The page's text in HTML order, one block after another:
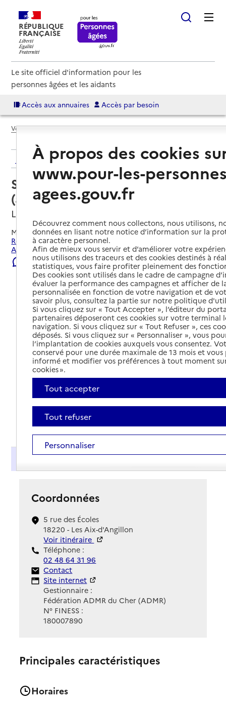
RÉPUBLIQUE
FRANÇAISE
Le site officiel d'information pour les
personnes âgées et les aidants
Accès aux annuaires Accès par besoin
Voir le fil d’Ariane
Retour aux résultats de l'annuaire
Service autonomie à domicile
(aide) – Services ADMR
Les Aix-d'Angillon, CHER
Mis à jour le22/07/2026
Rechercher les établissements et services autour de Les
Aix-d'Angillon.
Signaler une erreur
Coordonnées
5 rue des Écoles
18220 - Les Aix-d'Angillon
Voir itinéraire
Téléphone :
02 48 64 31 96
Contact
Contact
Site Internet
Site internet
Gestionnaire :
Fédération ADMR du Cher (ADMR)
N° FINESS :
180007890
Principales caractéristiques
Horaires
À propos des cookies
www.pour-les-
agees.gouv.fr
Découvrez comment nous collectons, nous utilisons,
données en lisant notre notice d’information sur la
à caractère personnel.
Afin de mieux vous servir et d’améliorer votre
nous utilisons des traceurs et des cookies destinés à
statistiques, vous faire profiter pleinement des
Des cookies sont utilisés dans le cadre de campagne
évaluer la performance des campagnes et afficher de
personnalisée en fonction de votre navigation et de
savoir plus, consultez la partie sur notre politique
Si vous cliquez sur « Tout Accepter », l’éditeur du
partenaires déposeront ces cookies sur votre terminal
navigation. Si vous cliquez sur « Tout Refuser », ces
déposés. Si vous cliquez sur « Personnaliser », vous
l’implantation de cookies auxquels vous consentez.
conservé pour une durée maximale de 13 mois et
informé et modifier vos préférences à tout moment
cookies ».
Tout accepter
Tout refuser
Personnaliser